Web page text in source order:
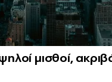
μισθοί,